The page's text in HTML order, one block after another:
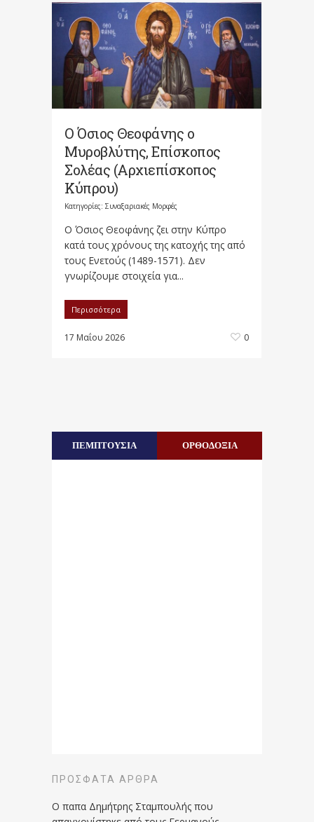
Ο Όσιος Θεοφάνης ο
Μυροβλύτης, Επίσκοπος
Σολέας (Αρχιεπίσκοπος
Κύπρου)
Κατηγορίες: Συναξαριακές Μορφές
Ο Όσιος Θεοφάνης ζει στην Κύπρο
κατά τους χρόνους της κατοχής της από
τους Ενετούς (1489-1571). Δεν
γνωρίζουμε στοιχεία για...
Περισσότερα
17 Μαΐου 2026 0
ΠΕΜΠΤΟΥΣΙΑ ΟΡΘΟΔΟΞΙΑ
ΠΡΌΣΦΑΤΑ ΆΡΘΡΑ
Ο παπα Δημήτρης Σταμπουλής που